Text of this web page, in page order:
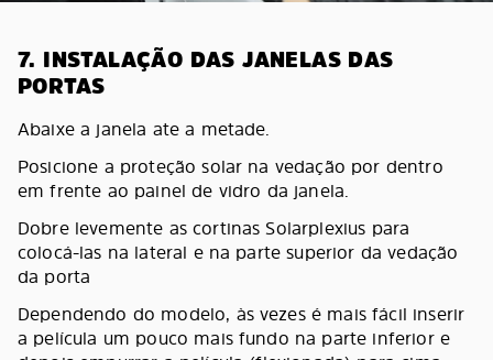
7. INSTALAÇÃO DAS JANELAS DAS
PORTAS
Abaixe a janela ate a metade.
Posicione a proteção solar na vedação por dentro
em frente ao painel de vidro da janela.
Dobre levemente as cortinas Solarplexius para
colocá-las na lateral e na parte superior da vedação
da porta
Dependendo do modelo, às vezes é mais fácil inserir
a película um pouco mais fundo na parte inferior e